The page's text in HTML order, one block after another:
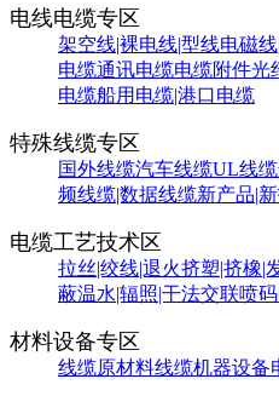
电线电缆专区
架空线|裸电线|型线电磁
电缆通讯电缆电缆附件光
电缆船用电缆|港口电缆
特殊线缆专区
国外线缆汽车线缆UL线缆
频线缆|数据线缆新产品|
电缆工艺技术区
拉丝|绞线|退火挤塑|挤橡|
蔽温水|辐照|干法交联喷
材料设备专区
线缆原材料线缆机器设备